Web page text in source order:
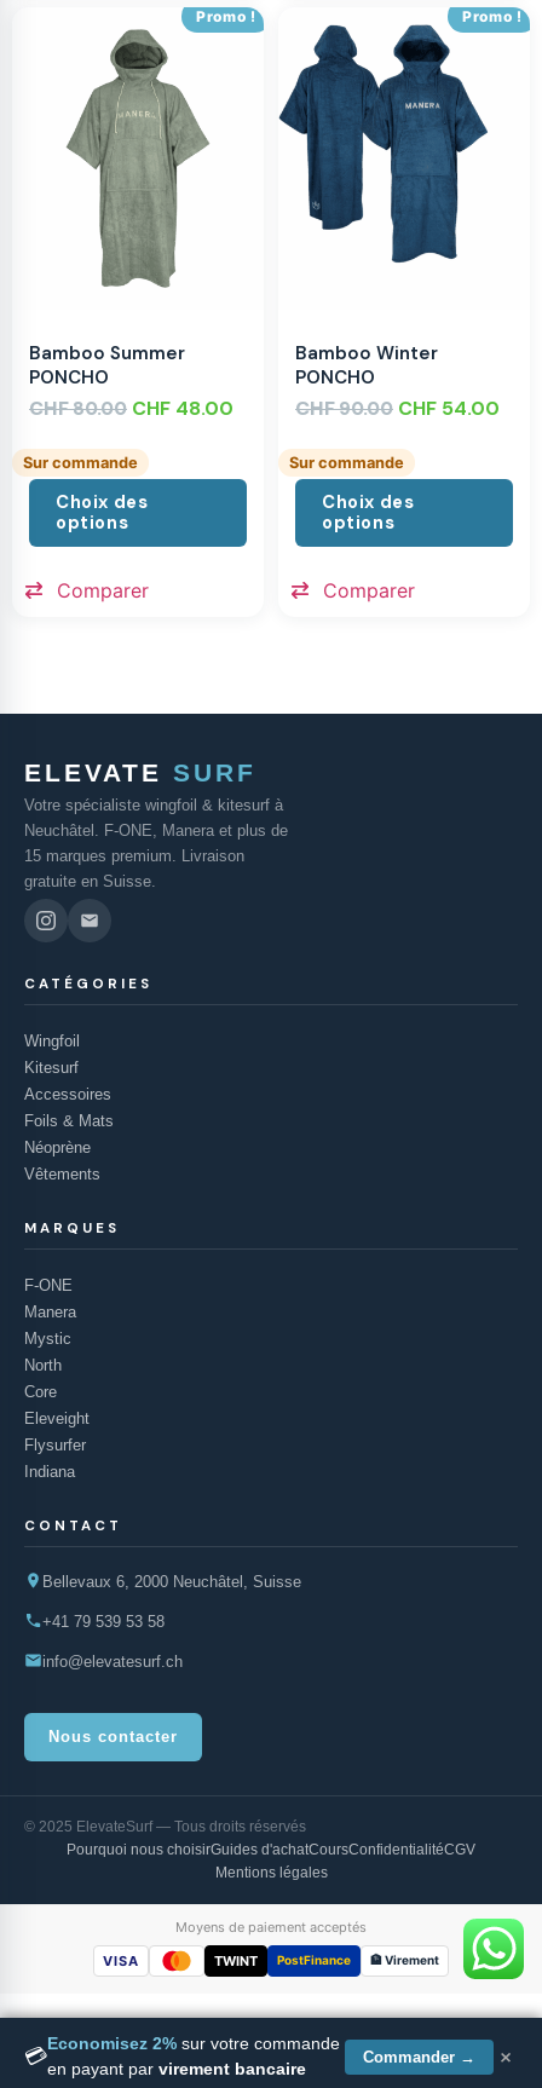
Promo !
Bamboo Summer
PONCHO
CHF80.00 CHF 48.00
Sur commande
Choix des
options
Comparer
Promo !
Bamboo Winter
PONCHO
CHF90.00 CHF 54.00
Sur commande
Choix des
options
Comparer
ELEVATE SURF
Votre spécialiste wingfoil & kitesurf à
Neuchâtel. F-ONE, Manera et plus de
15 marques premium. Livraison
gratuite en Suisse.
CATÉGORIES
Wingfoil
Kitesurf
Accessoires
Foils & Mats
Néoprène
Vêtements
MARQUES
F-ONE
Manera
Mystic
North
Core
Eleveight
Flysurfer
Indiana
CONTACT
Bellevaux 6, 2000 Neuchâtel, Suisse
+41 79 539 53 58
info@elevatesurf.ch
Nous contacter
© 2025 ElevateSurf — Tous droits réservés
Pourquoi nous choisirGuides d'achatCoursConfidentialitéCGV
Mentions légales
Moyens de paiement acceptés
VISA
TWINT PostFinance 🏦 Virement
💳
Economisez 2% sur votre commande
en payant par virement bancaire
Commander → ×